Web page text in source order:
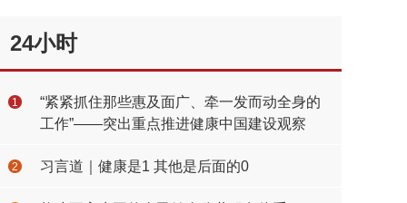
24小时
1
“紧紧抓住那些惠及面广、牵一发而动全身的
工作”——突出重点推进健康中国建设观察
2 习言道｜健康是1 其他是后面的0